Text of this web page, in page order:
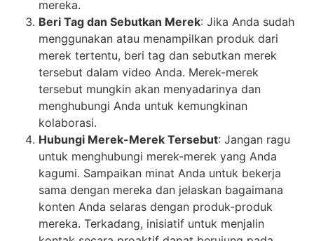
mereka.
Beri Tag dan Sebutkan Merek: Jika Anda sudah
menggunakan atau menampilkan produk dari
merek tertentu, beri tag dan sebutkan merek
tersebut dalam video Anda. Merek-merek
tersebut mungkin akan menyadarinya dan
menghubungi Anda untuk kemungkinan
kolaborasi.
Hubungi Merek-Merek Tersebut: Jangan ragu
untuk menghubungi merek-merek yang Anda
kagumi. Sampaikan minat Anda untuk bekerja
sama dengan mereka dan jelaskan bagaimana
konten Anda selaras dengan produk-produk
mereka. Terkadang, inisiatif untuk menjalin